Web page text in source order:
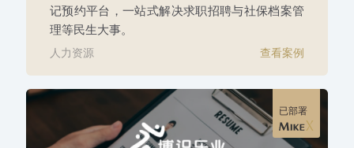
记预约平台，一站式解决求职招聘与社保档案管
理等民生大事。
人力资源 查看案例
已部署